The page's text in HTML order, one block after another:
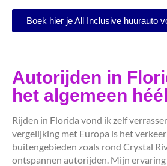
Boek hier je All Inclusive huurauto
Autorijden in
het algemeen
Rijden in Florida vond ik zelf
vergelijking met Europa is het
buitengebieden zoals rond Crystal
ontspannen autorijden. Mijn ervaring